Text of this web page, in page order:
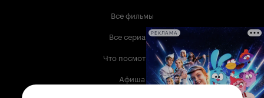
Все фильмы
Все сериалы
Что посмотреть
Афиша
РЕКЛАМА